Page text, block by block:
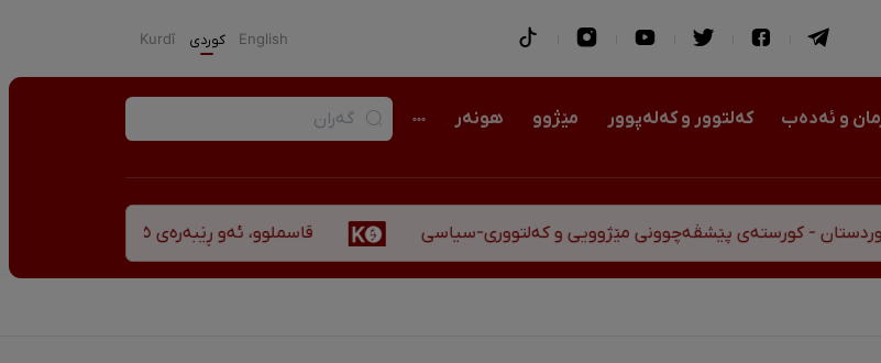
English كوردی Kurdî
و ئەدەب کەلتوور و کەلەپوور مێژوو هونەر
- کورستەی پێشڤەچوونی مێژوویی و کەلتووری-سیاسی قاسملوو، ئەو ڕێبەرەی ٣٥ ساڵ پاش شەهید بوونیشی ڕێبازەکەی هەر زیندووە